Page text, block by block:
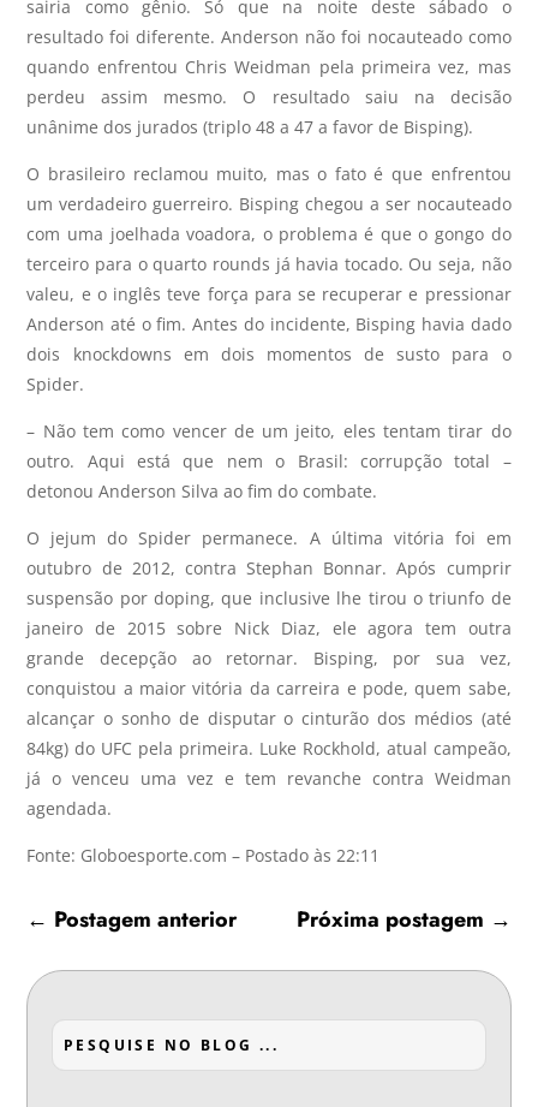
sairia como gênio. Só que na noite deste sábado o
resultado foi diferente. Anderson não foi nocauteado como
quando enfrentou Chris Weidman pela primeira vez, mas
perdeu assim mesmo. O resultado saiu na decisão
unânime dos jurados (triplo 48 a 47 a favor de Bisping).
O brasileiro reclamou muito, mas o fato é que enfrentou
um verdadeiro guerreiro. Bisping chegou a ser nocauteado
com uma joelhada voadora, o problema é que o gongo do
terceiro para o quarto rounds já havia tocado. Ou seja, não
valeu, e o inglês teve força para se recuperar e pressionar
Anderson até o fim. Antes do incidente, Bisping havia dado
dois knockdowns em dois momentos de susto para o
Spider.
– Não tem como vencer de um jeito, eles tentam tirar do
outro. Aqui está que nem o Brasil: corrupção total –
detonou Anderson Silva ao fim do combate.
O jejum do Spider permanece. A última vitória foi em
outubro de 2012, contra Stephan Bonnar. Após cumprir
suspensão por doping, que inclusive lhe tirou o triunfo de
janeiro de 2015 sobre Nick Diaz, ele agora tem outra
grande decepção ao retornar. Bisping, por sua vez,
conquistou a maior vitória da carreira e pode, quem sabe,
alcançar o sonho de disputar o cinturão dos médios (até
84kg) do UFC pela primeira. Luke Rockhold, atual campeão,
já o venceu uma vez e tem revanche contra Weidman
agendada.
Fonte: Globoesporte.com – Postado às 22:11
← Postagem anterior Próxima postagem →